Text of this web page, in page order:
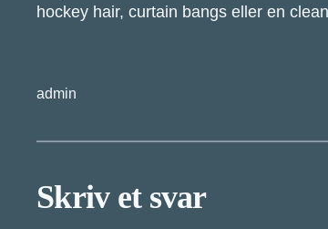
hockey hair, curtain bangs eller en
admin
Skriv et svar